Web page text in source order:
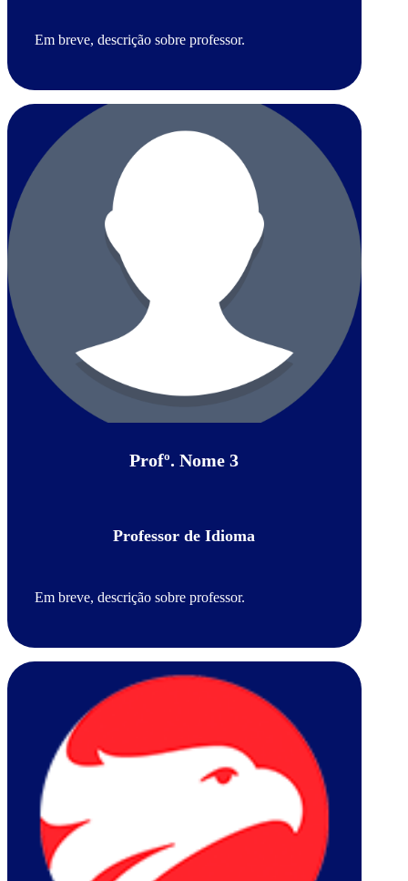
Em breve, descrição sobre professor.
Profº. Nome 3
Professor de Idioma
Em breve, descrição sobre professor.